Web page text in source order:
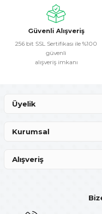
Ürün fiyatı diğer sitelerden
Bu ürüne benzer farklı
Güvenli Alışveriş
256 bit SSL Sertifikası ile %100
güvenli
alışveriş imkanı
Üyelik
Kurumsal
Alışveriş